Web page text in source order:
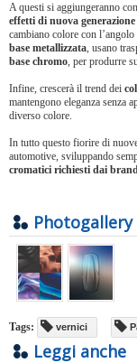
A questi si aggiungeranno
effetti di nuova generazione
cambiano colore con
base metallizzata, usano
base chromo, per produrre
Infine, crescerà il trend dei
mantengono eleganza senza
diverso colore.
In tutto questo fiorire di
automotive, sviluppando
cromatici richiesti dai
Photogallery
Tags: vernici
Leggi anche